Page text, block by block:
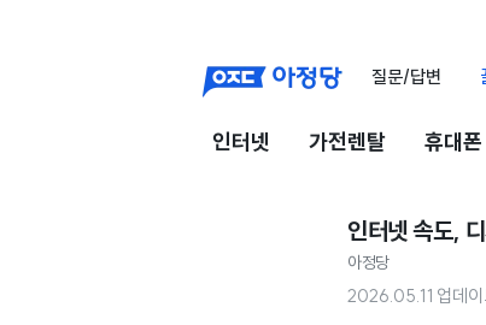
질문/답변
인터넷 가전렌탈 휴대폰
인터넷 속도,
아정당
2026.05.11 업데